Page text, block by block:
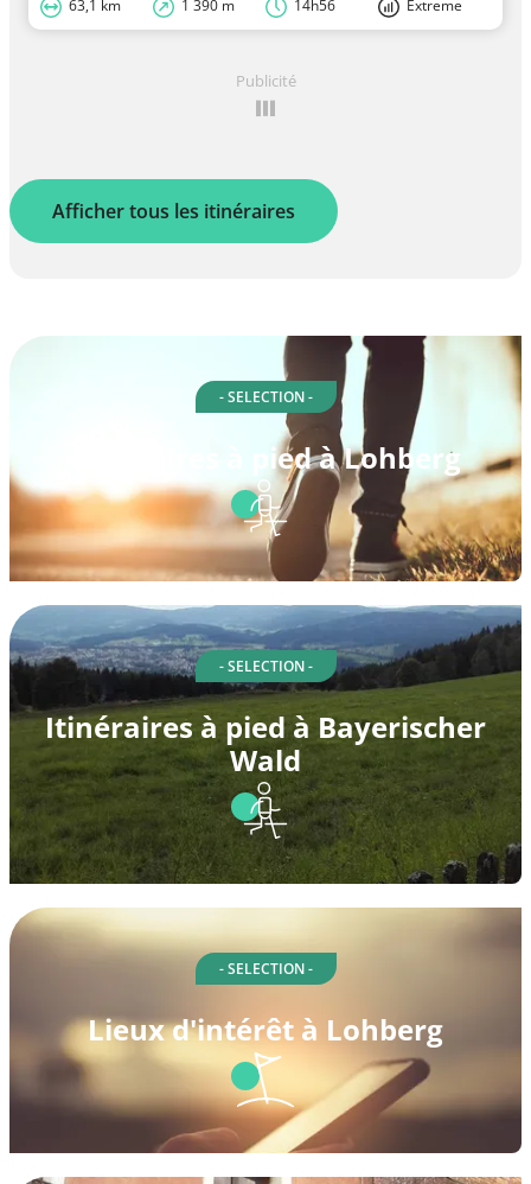
63,1 km 1 390 m 14h56 Extreme
Publicité
Afficher tous les itinéraires
- SELECTION -
Itinéraires à pied à Lohberg
- SELECTION -
Itinéraires à pied à Bayerischer
Wald
- SELECTION -
Lieux d'intérêt à Lohberg